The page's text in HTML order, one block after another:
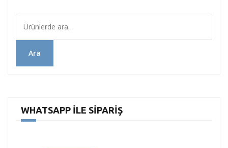
Ara
WHATSAPP İLE SIPARIŞ